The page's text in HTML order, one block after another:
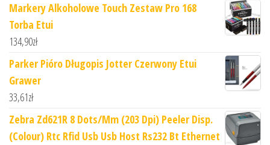
Markery Alkoholowe Touch Zestaw Pro 168
Torba Etui
134,90zł
Parker Pióro Długopis Jotter Czerwony Etui
Grawer
33,61zł
Zebra Zd621R 8 Dots/Mm (203 Dpi) Peeler Disp.
(Colour) Rtc Rfid Usb Usb Host Rs232 Bt Ethernet